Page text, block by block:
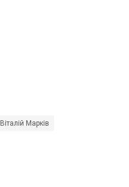
Віталій Марків